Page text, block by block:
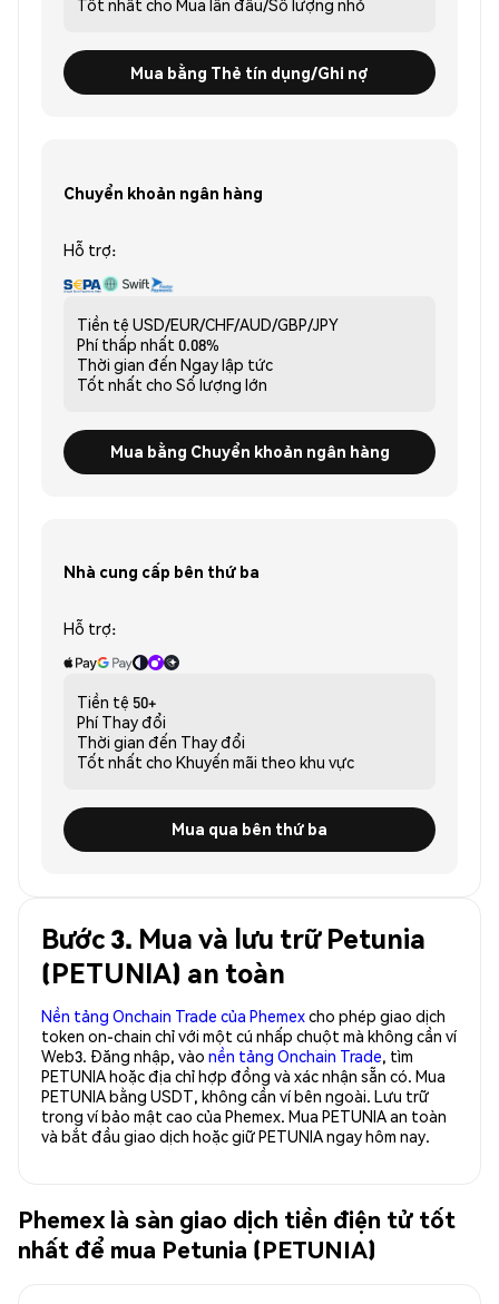
Tốt nhất cho Mua lần đầu/Số lượng nhỏ
Mua bằng Thẻ tín dụng/Ghi nợ
Chuyển khoản ngân hàng
Hỗ trợ:
Tiền tệ USD/EUR/CHF/AUD/GBP/JPY
Phí thấp nhất 0.08%
Thời gian đến Ngay lập tức
Tốt nhất cho Số lượng lớn
Mua bằng Chuyển khoản ngân hàng
Nhà cung cấp bên thứ ba
Hỗ trợ:
Tiền tệ 50+
Phí Thay đổi
Thời gian đến Thay đổi
Tốt nhất cho Khuyến mãi theo khu vực
Mua qua bên thứ ba
Bước 3. Mua và lưu trữ Petunia
(PETUNIA) an toàn
Nền tảng Onchain Trade của Phemexcho phép giao dịch
token on-chain chỉ với một cú nhấp chuột mà không cần ví
Web3. Đăng nhập, vào nền tảng Onchain Trade, tìm
PETUNIA hoặc địa chỉ hợp đồng và xác nhận sẵn có. Mua
PETUNIA bằng USDT, không cần ví bên ngoài. Lưu trữ
trong ví bảo mật cao của Phemex. Mua PETUNIA an toàn
và bắt đầu giao dịch hoặc giữ PETUNIA ngay hôm nay.
Phemex là sàn giao dịch tiền điện tử tốt
nhất để mua Petunia (PETUNIA)